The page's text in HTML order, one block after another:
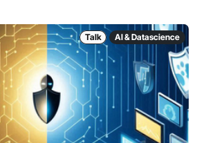
Talk AI & Datascience